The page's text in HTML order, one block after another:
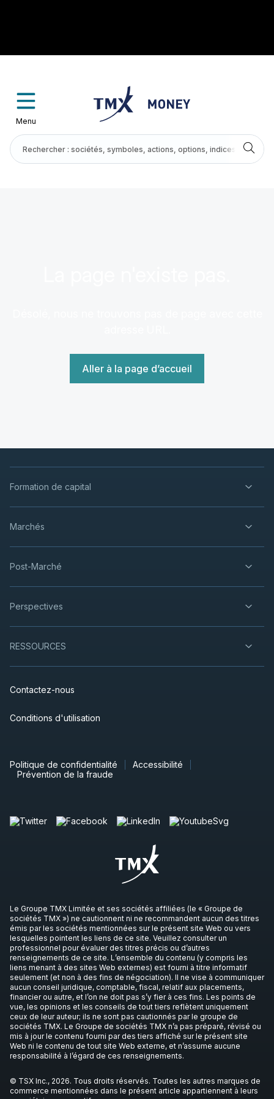
Menu
Aller à la page d’accueil
Formation de capital
Marchés
Post-Marché
Perspectives
RESSOURCES
Contactez-nous
Conditions d'utilisation
Politique de confidentialité
Accessibilité
Prévention de la fraude
Le Groupe TMX Limitée et ses sociétés affiliées (le « Groupe de
sociétés TMX ») ne cautionnent ni ne recommandent aucun des titres
émis par les sociétés mentionnées sur le présent site Web ou vers
lesquelles pointent les liens de ce site. Veuillez consulter un
professionnel pour évaluer des titres précis ou d’autres
renseignements de ce site. L’ensemble du contenu (y compris les
liens menant à des sites Web externes) est fourni à titre informatif
seulement (et non à des fins de négociation). Il ne vise à communiquer
aucun conseil juridique, comptable, fiscal, relatif aux placements,
financier ou autre, et l’on ne doit pas s’y fier à ces fins. Les points de
vue, les opinions et les conseils de tout tiers reflètent uniquement
ceux de leur auteur; ils ne sont pas cautionnés par le groupe de
sociétés TMX. Le Groupe de sociétés TMX n’a pas préparé, révisé ou
mis à jour le contenu fourni par des tiers affiché sur le présent site
Web ni le contenu de tout site Web externe, et n’assume aucune
responsabilité à l’égard de ces renseignements.
© TSX Inc., 2026. Tous droits réservés. Toutes les autres marques de
commerce mentionnées dans le présent article appartiennent à leurs